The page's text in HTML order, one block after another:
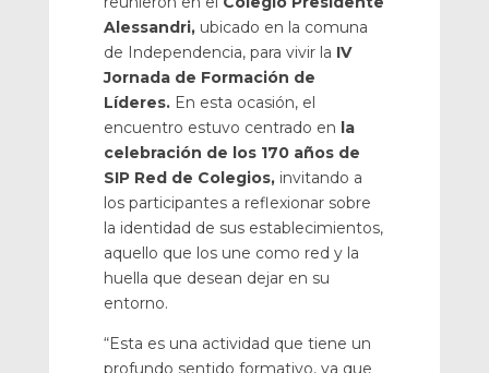
Alessandri,ubicado en la comuna
de Independencia, para vivir la IV
Jornada de Formación de
Líderes.En esta ocasión, el
encuentro estuvo centrado en la
celebración de los 170 años de
SIP Red de Colegios,invitando a
los participantes a reflexionar sobre
la identidad de sus establecimientos,
aquello que los une como red y la
huella que desean dejar en su
entorno.
“Esta es una actividad que tiene un
profundo sentido formativo, ya que